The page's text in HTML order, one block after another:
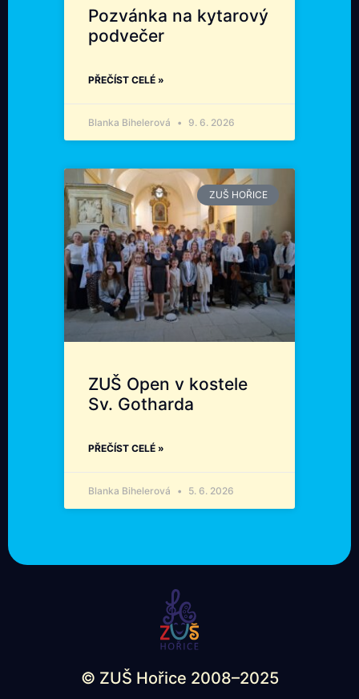
Pozvánka na kytarový
podvečer
PŘEČÍST CELÉ »
Blanka Bihelerová 9. 6. 2026
ZUŠ HOŘICE
ZUŠ Open v kostele
Sv. Gotharda
PŘEČÍST CELÉ »
Blanka Bihelerová 5. 6. 2026
© ZUŠ Hořice 2008–2025